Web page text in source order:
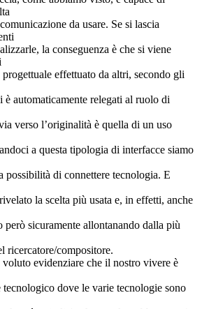
da usare. Se si lascia
la conseguenza è che si viene
effettuato da altri, secondo gli
automaticamente relegati al ruolo di
verso l’originalità è quella di un uso
a questa tipologia di interfacce siamo
possibilità di connettere tecnologia. E
la scelta più usata e, in effetti, anche
sicuramente allontanando dalla più
ricercatore/compositore.
voluto evidenziare che il nostro vivere è
dove le varie tecnologie sono